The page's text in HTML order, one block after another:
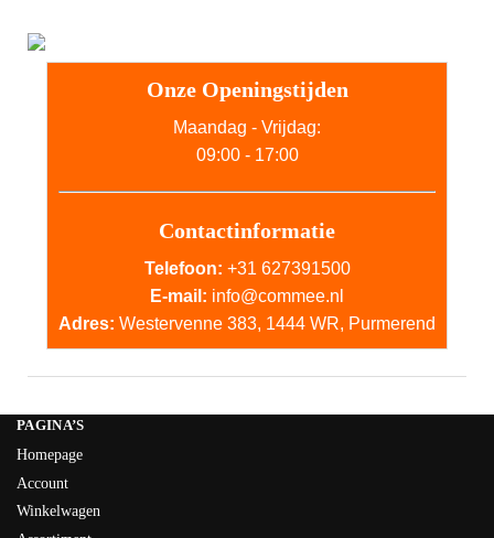
Onze Openingstijden
Maandag - Vrijdag:
09:00 - 17:00
Contactinformatie
Telefoon: +31 627391500
E-mail: info@commee.nl
Adres: Westervenne 383, 1444 WR, Purmerend
PAGINA’S
Homepage
Account
Winkelwagen